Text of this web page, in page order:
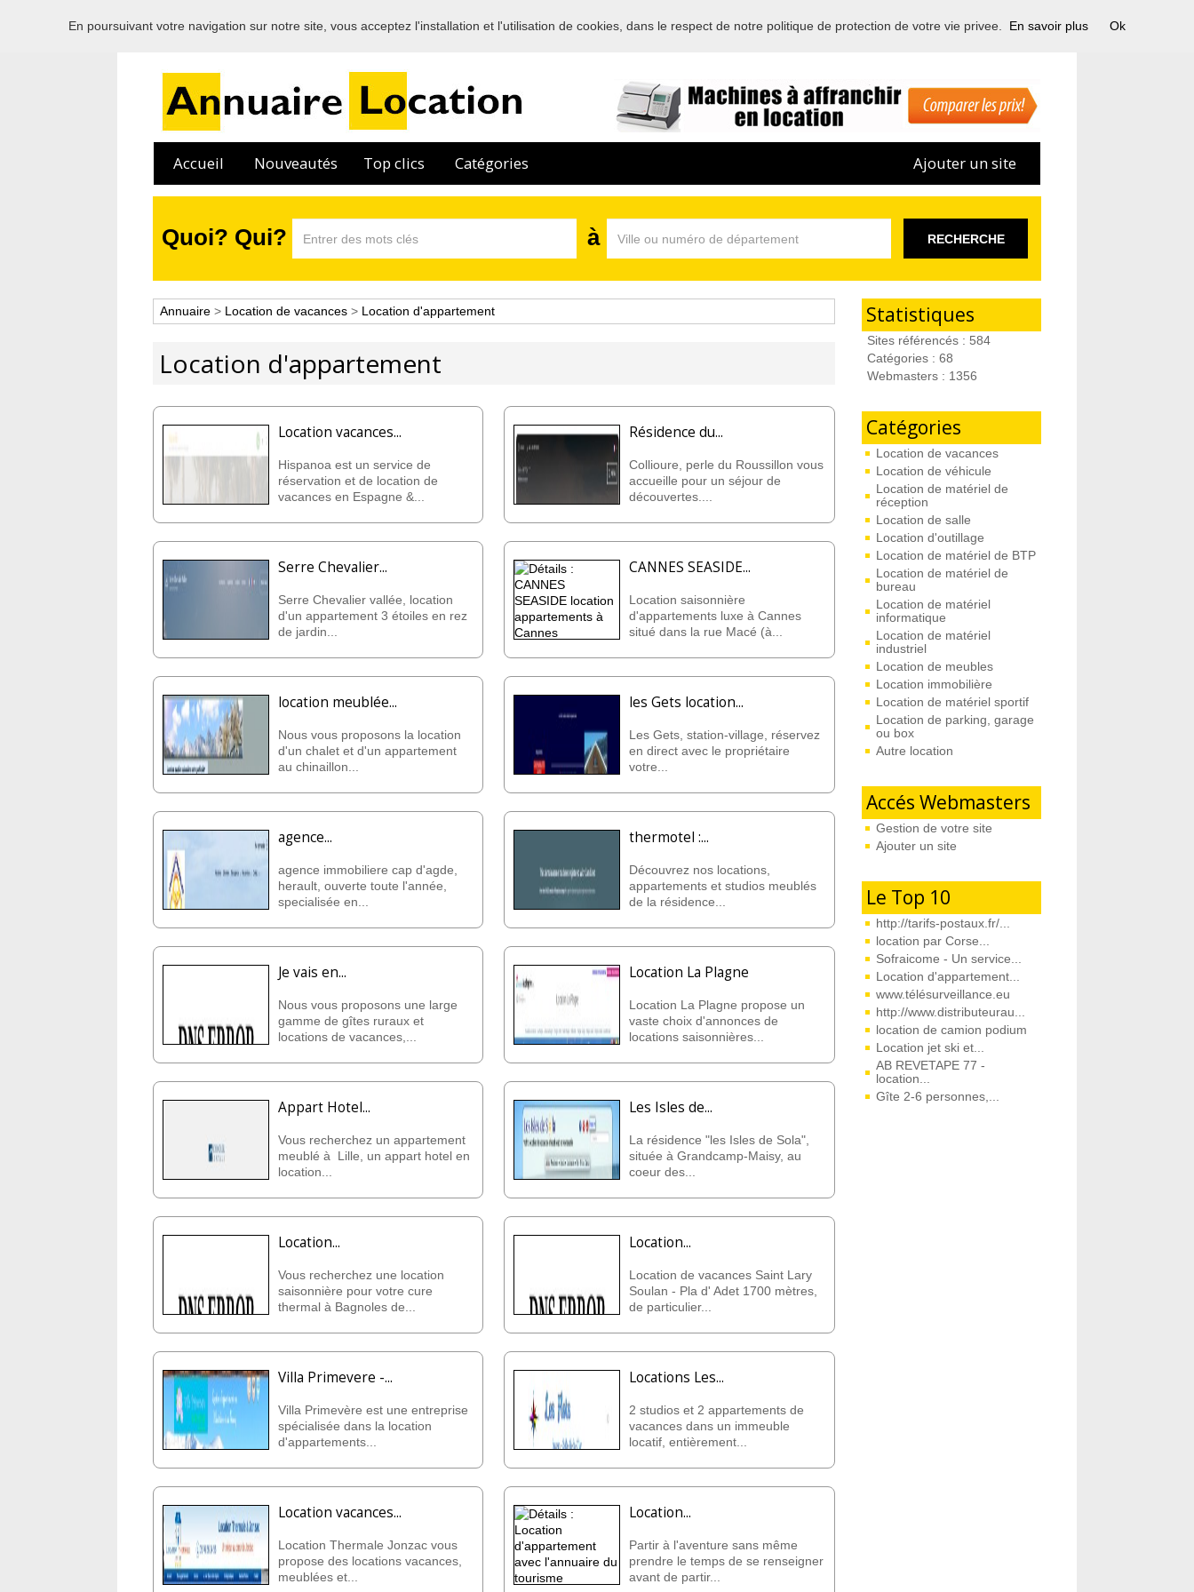
Bienvenue sur l'annuaire des professionnels de la location en France
Accueil Nouveautés Top clics Catégories Ajouter un site
Quoi? Qui? à RECHERCHE
Statistiques
Sites référencés : 584
Catégories : 68
Webmasters : 1356
Catégories
Location de vacances
Location de véhicule
Location de matériel de
réception
Location de salle
Location d'outillage
Location de matériel de BTP
Location de matériel de
bureau
Location de matériel
informatique
Location de matériel
industriel
Location de meubles
Location immobilière
Location de matériel sportif
Location de parking, garage
ou box
Autre location
Accés Webmasters
Gestion de votre site
Ajouter un site
Le Top 10
http://tarifs-postaux.fr/...
location par Corse...
Sofraicome - Un service...
Location d'appartement...
www.télésurveillance.eu
http://www.distributeurau...
location de camion podium
Location jet ski et...
AB REVETAPE 77 -
location...
Gîte 2-6 personnes,...
Annuaire > Location de vacances > Location d'appartement
Location d'appartement
Location vacances...
Hispanoa est un service de
réservation et de location de
vacances en Espagne &...
Résidence du...
Collioure, perle du Roussillon vous
accueille pour un séjour de
découvertes....
Serre Chevalier...
Serre Chevalier vallée, location
d'un appartement 3 étoiles en rez
de jardin...
CANNES SEASIDE...
Location saisonnière
d'appartements luxe à Cannes
situé dans la rue Macé (à...
location meublée...
Nous vous proposons la location
d'un chalet et d'un appartement
au chinaillon...
les Gets location...
Les Gets, station-village, réservez
en direct avec le propriétaire
votre...
agence...
agence immobiliere cap d'agde,
herault, ouverte toute l'année,
specialisée en...
thermotel :...
Découvrez nos locations,
appartements et studios meublés
de la résidence...
Je vais en...
Nous vous proposons une large
gamme de gîtes ruraux et
locations de vacances,...
Location La Plagne
Location La Plagne propose un
vaste choix d'annonces de
locations saisonnières...
Appart Hotel...
Vous recherchez un appartement
meublé à Lille, un appart hotel en
location...
Les Isles de...
La résidence "les Isles de Sola",
située à Grandcamp-Maisy, au
coeur des...
Location...
Vous recherchez une location
saisonnière pour votre cure
thermal à Bagnoles de...
Location...
Location de vacances Saint Lary
Soulan - Pla d' Adet 1700 mètres,
de particulier...
Villa Primevere -...
Villa Primevère est une entreprise
spécialisée dans la location
d'appartements...
Locations Les...
2 studios et 2 appartements de
vacances dans un immeuble
locatif, entièrement...
Location vacances...
Location Thermale Jonzac vous
propose des locations vacances,
meublées et...
Location...
Partir à l'aventure sans même
prendre le temps de se renseigner
avant de partir...
En poursuivant votre navigation sur notre site, vous acceptez l'installation et l'utilisation de cookies, dans le respect de notre politique de protection de votre vie privee. En savoir plus Ok